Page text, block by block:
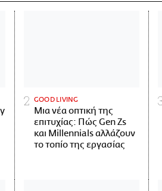
GOOD LIVING
Μια νέα οπτική της
επιτυχίας: Πώς Gen Zs
και Millennials αλλάζουν
το τοπίο της εργασίας